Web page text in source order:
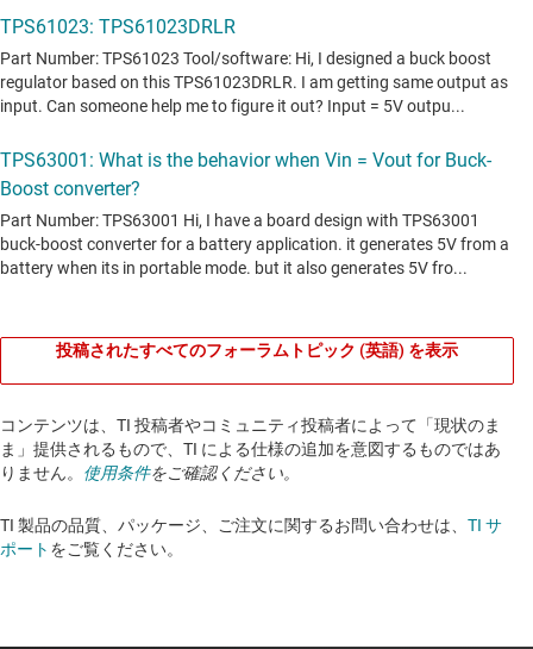
投稿されたすべてのフォーラムトピック (英語) を表示
コンテンツは、TI 投稿者やコミュニティ投稿者によって「現状のま
ま」提供されるもので、TI による仕様の追加を意図するものではあ
りません。 使用条件をご確認ください。
TI 製品の品質、パッケージ、ご注文に関するお問い合わせは、 TI サ
ポート をご覧ください。​​​​​​​​​​​​​​